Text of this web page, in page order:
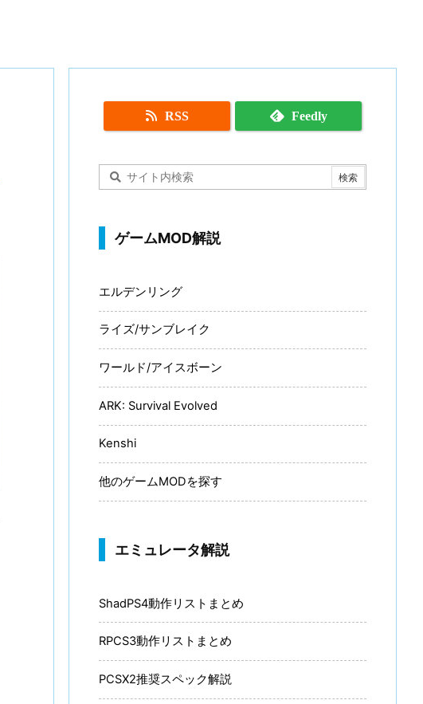
RSS Feedly
ゲームMOD解説
エルデンリング
ライズ/サンブレイク
ワールド/アイスボーン
ARK: Survival Evolved
Kenshi
他のゲームMODを探す
エミュレータ解説
ShadPS4動作リストまとめ
RPCS3動作リストまとめ
PCSX2推奨スペック解説